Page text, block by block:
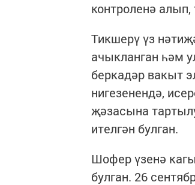
контроленә алып,
Тикшерү үз
ачыкланган һәм
беркадәр вакыт
нигезенендә,
җәзасына
ителгән булган.
Шофер үзенә
булган. 26